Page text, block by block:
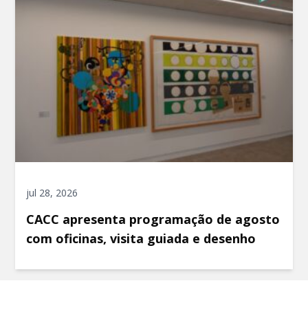
jul 28, 2026
CACC apresenta programação de agosto
com oficinas, visita guiada e desenho